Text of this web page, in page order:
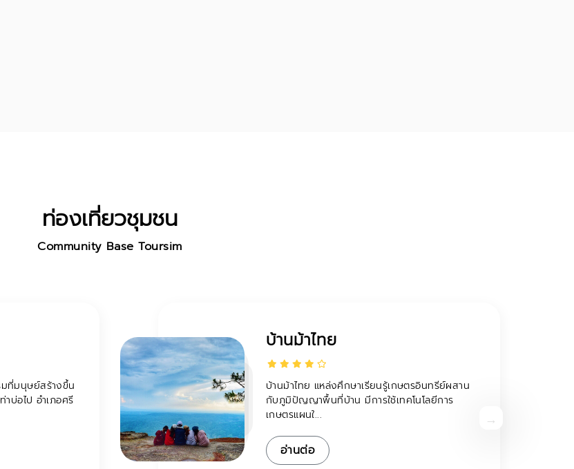
ท่องเที่ยวชุมชน
Community Base Toursim
ที่มนุษย์สร้างขึ้น
บ่อไป อำเภอศรี
บ้านม้าไทย
บ้านม้าไทย แหล่งศึกษาเรียนรู้เกษตรอินทรีย์ผสาน
กับภูมิปัญญาพื้นที่บ้าน มีการใช้เทคโนโลยีการ
เกษตรแผนใ...
อ่านต่อ